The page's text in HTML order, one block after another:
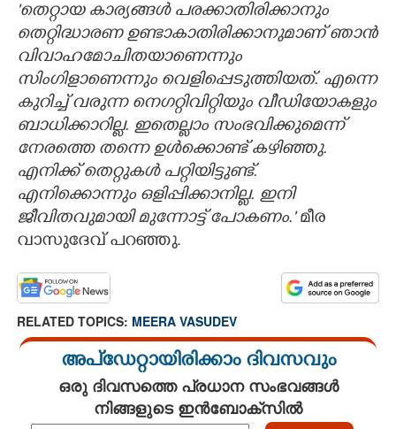
'തെറ്റായ കാര്യങ്ങള്‍ പരക്കാതിരിക്കാനും
തെറ്റിദ്ധാരണ ഉണ്ടാകാതിരിക്കാനുമാണ് ഞാന്‍
വിവാഹമോചിതയാണെന്നും
സിംഗിളാണെന്നും വെളിപ്പെടുത്തിയത്. എന്നെ
കുറിച്ച് വരുന്ന നെഗറ്റിവിറ്റിയും വീഡിയോകളും
ബാധിക്കാറില്ല. ഇതെല്ലാം സംഭവിക്കുമെന്ന്
നേരത്തെ തന്നെ ഉള്‍ക്കൊണ്ട് കഴിഞ്ഞു.
എനിക്ക് തെറ്റുകള്‍ പറ്റിയിട്ടുണ്ട്.
എനിക്കൊന്നും ഒളിപ്പിക്കാനില്ല. ഇനി
ജീവിതവുമായി മുന്നോട്ട് പോകണം.'മീര
വാസുദേവ് പറഞ്ഞു.
RELATED TOPICS: MEERA VASUDEV
അപ്ഡേറ്റായിരിക്കാം ദിവസവും
ഒരു ദിവസത്തെ പ്രധാന സംഭവങ്ങൾ
നിങ്ങളുടെ ഇൻബോക്സിൽ